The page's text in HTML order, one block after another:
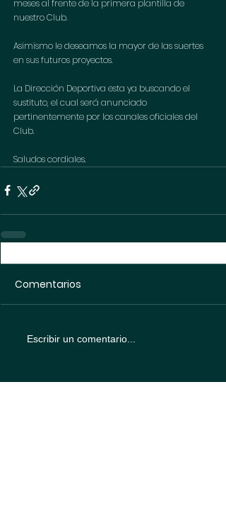
meses al frente de la primera plantilla de
nuestro Club.
Asimismo le deseamos la mayor de las suertes
en sus futuros proyectos.
La Dirección Deportiva esta ya buscando el
sustituto, el cual será anunciado
pertinentemente por los canales oficiales del
Club.
Saludos cordiales.
Comentarios
Escribir un comentario...